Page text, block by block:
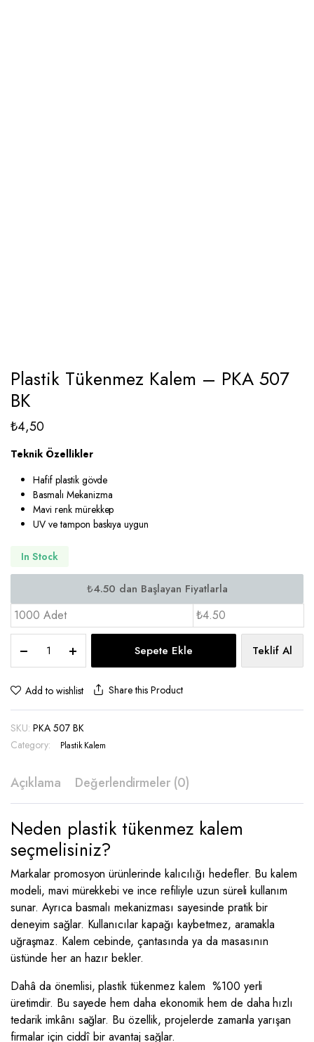
Plastik Tükenmez Kalem – PKA 507
BK
₺4,50
Teknik Özellikler
Hafif plastik gövde
Basmalı Mekanizma
Mavi renk mürekkep
UV ve tampon baskıya uygun
In Stock
1000 Adet ₺4.50
Tükenmez
Kalem
-
507
BK
quantity
Sepete Ekle Teklif Al
Add to wishlist Share this Product
SKU: PKA 507 BK
Category:
Plastik Kalem
Açıklama Değerlendirmeler (0)
Neden plastik tükenmez kalem
seçmelisiniz?
Markalar promosyon ürünlerinde kalıcılığı hedefler. Bu kalem
modeli, mavi mürekkebi ve ince refiliyle uzun süreli kullanım
sunar. Ayrıca basmalı mekanizması sayesinde pratik bir
deneyim sağlar. Kullanıcılar kapağı kaybetmez, aramakla
uğraşmaz. Kalem cebinde, çantasında ya da masasının
üstünde her an hazır bekler.
Dahâ da önemlisi, plastik tükenmez kalem %100 yerli
üretimdir. Bu sayede hem daha ekonomik hem de daha hızlı
tedarik imkânı sağlar. Bu özellik, projelerde zamanla yarışan
firmalar için ciddî bir avantaj sağlar.